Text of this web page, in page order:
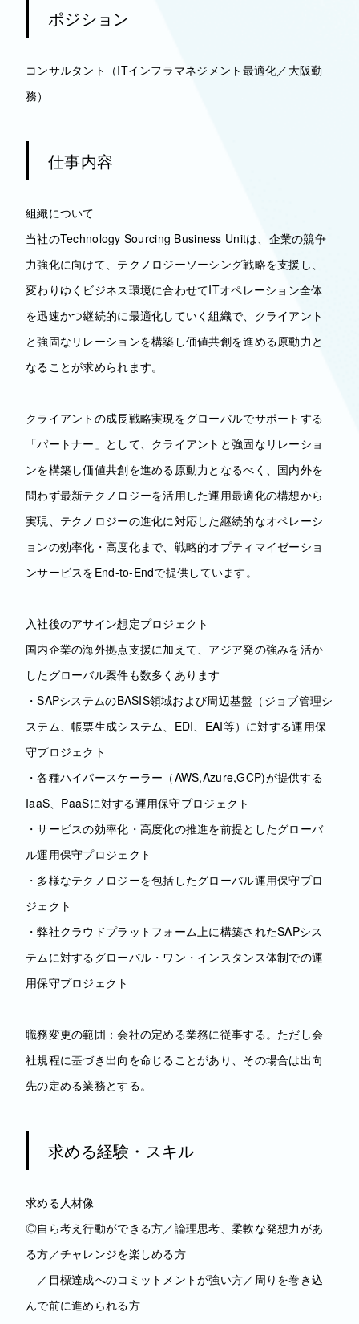
ポジション
コンサルタント（ITインフラマネジメント最適化／大阪勤
務）
仕事内容
組織について
当社のTechnology Sourcing Business Unitは、企業の競争
力強化に向けて、テクノロジーソーシング戦略を支援し、
変わりゆくビジネス環境に合わせてITオペレーション全体
を迅速かつ継続的に最適化していく組織で、クライアント
と強固なリレーションを構築し価値共創を進める原動力と
なることが求められます。
クライアントの成長戦略実現をグローバルでサポートする
「パートナー」として、クライアントと強固なリレーショ
ンを構築し価値共創を進める原動力となるべく、国内外を
問わず最新テクノロジーを活用した運用最適化の構想から
実現、テクノロジーの進化に対応した継続的なオペレーシ
ョンの効率化・高度化まで、戦略的オプティマイゼーショ
ンサービスをEnd-to-Endで提供しています。
入社後のアサイン想定プロジェクト
国内企業の海外拠点支援に加えて、アジア発の強みを活か
したグローバル案件も数多くあります
・SAPシステムのBASIS領域および周辺基盤（ジョブ管理シ
ステム、帳票生成システム、EDI、EAI等）に対する運用保
守プロジェクト
・各種ハイパースケーラー（AWS,Azure,GCP)が提供する
IaaS、PaaSに対する運用保守プロジェクト
・サービスの効率化・高度化の推進を前提としたグローバ
ル運用保守プロジェクト
・多様なテクノロジーを包括したグローバル運用保守プロ
ジェクト
・弊社クラウドプラットフォーム上に構築されたSAPシス
テムに対するグローバル・ワン・インスタンス体制での運
用保守プロジェクト
職務変更の範囲：会社の定める業務に従事する。ただし会
社規程に基づき出向を命じることがあり、その場合は出向
先の定める業務とする。
求める経験・スキル
求める人材像
◎自ら考え行動ができる方／論理思考、柔軟な発想力があ
る方／チャレンジを楽しめる方
／目標達成へのコミットメントが強い方／周りを巻き込
んで前に進められる方